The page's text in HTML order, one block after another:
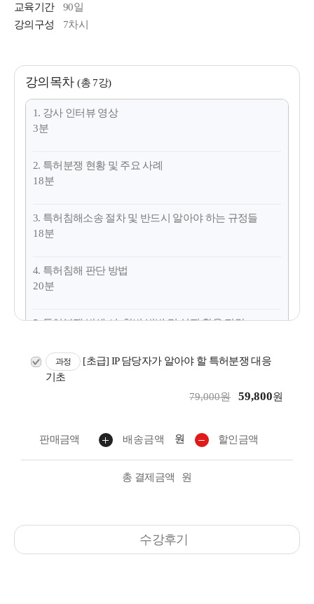
교육기간
90일
강의구성
7차시
강의목차 (총 7강)
1. 강사 인터뷰 영상
3분
2. 특허분쟁 현황 및 주요 사례
18분
3. 특허침해소송 절차 및 반드시 알아야 하는 규정들
18분
4. 특허침해 판단 방법
20분
5. 특허분쟁 발생 시, 항변 방법 및 심판 활용 전략
6. 특허분쟁 발생 시, 진행 단계별 Check Point
12분
과정
[초급] IP 담당자가 알아야 할 특허분쟁 대응
기초
79,000원
59,800원
판매금액 배송금액 원 할인금액
총 결제금액 원
수강후기